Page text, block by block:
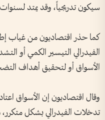
سيكون تدريجياً، وقد يمتد
كما حذر اقتصاديون من غياب
الفيدرالي التيسير الكمي أو
الأسواق أو لتحقيق أهداف
وقال اقتصاديون إن الأسواق
تدخلات الفيدرالي بشكل متكرر،